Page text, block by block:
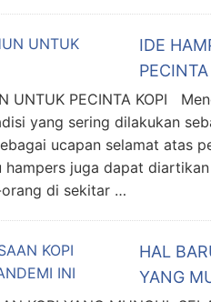
IDE
UNTUK PECINTA KOPI
yang sering dilakukan
ucapan selamat atas
hampers juga dapat
di sekitar …
HAL
YANG